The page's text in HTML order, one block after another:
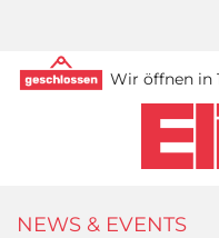
Wir öffnen in
NEWS & EVENTS